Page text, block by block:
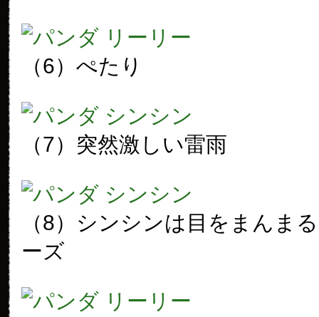
（6）ぺたり
（7）突然激しい雷雨
（8）シンシンは目をまんま
ーズ